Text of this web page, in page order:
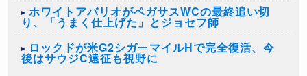
ホワイトアバリオがペガサスWCの最終追い切
り、「うまく仕上げた」とジョセフ師
ロックドが米G2シガーマイルHで完全復活、今
後はサウジC遠征も視野に